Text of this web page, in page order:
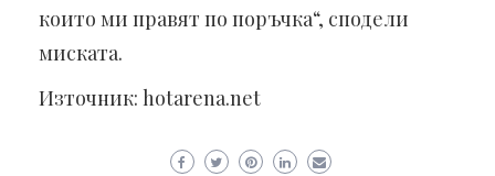
които ми правят по поръчка“, сподели
миската.
Източник: hotarena.net